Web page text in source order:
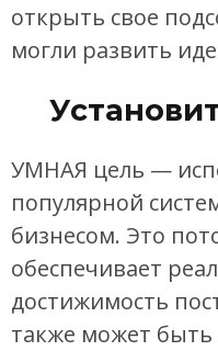
открыть свое
могли развить
УМНАЯ цель —
популярной
бизнесом. Это
обеспечивает
достижимость
также может быть